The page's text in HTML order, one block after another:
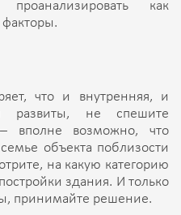
как
что и внутренняя, и
развиты, не спешите
– вполне возможно, что
объекта поблизости
на какую категорию
здания. И только
принимайте решение.